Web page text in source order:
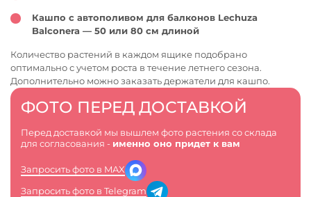
ФОТО ПЕРЕД ДОСТАВКОЙ
Перед доставкой мы вышлем фото растения со склада
для согласования - именно оно придет к вам
Запросить фото в MAX
Запросить фото в Telegram
Кашпо с автополивом для балконов Lechuza
Balconera — 50 или 80 см длиной
Количество растений в каждом ящике подобрано
оптимально с учетом роста в течение летнего сезона.
Дополнительно можно заказать держатели для кашпо.